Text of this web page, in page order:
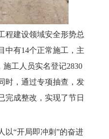
程建设领域安全形势总
中有14个正常施工，主
施工人员实名登记2830
时，通过专项抽查，发
完成整改，实现了节日
以“开局即冲刺”的奋进